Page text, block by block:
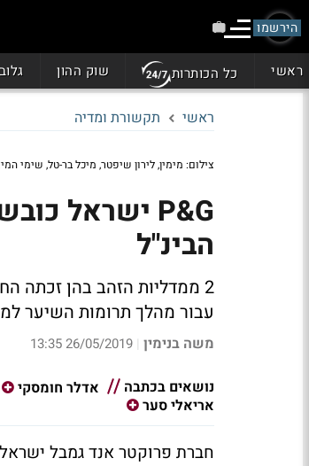
הירשמו
ראשי כל הכותרות שוק ההון
ראשי תקשורת ומדיה
צילום: מימין, לירון שיפטר, מיכל בר-טל, שימי
הבינ"ל
2 ממדליות הזהב בהן זכתה החברה הן עבור הקמפיין למותג OralB
עבור מהלך תרומות השיער
משה בנימין |
26/05/2019 13:35
נושאים בכתבה אדלר חומסקי
אריאלי סער
חברת פרוקטר אנד גמבל